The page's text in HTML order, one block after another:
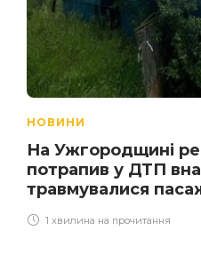
НОВИНИ
На Ужгородщині
потрапив у ДТП
травмувалися
1 хвилина на прочитання